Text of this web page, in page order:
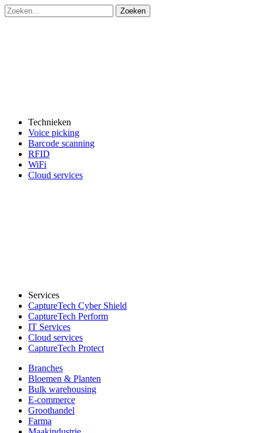
Technieken
Voice picking
Barcode scanning
RFID
WiFi
Cloud services
Services
CaptureTech Cyber Shield
CaptureTech Perform
IT Services
Cloud services
CaptureTech Protect
Branches
Bloemen & Planten
Bulk warehousing
E-commerce
Groothandel
Farma